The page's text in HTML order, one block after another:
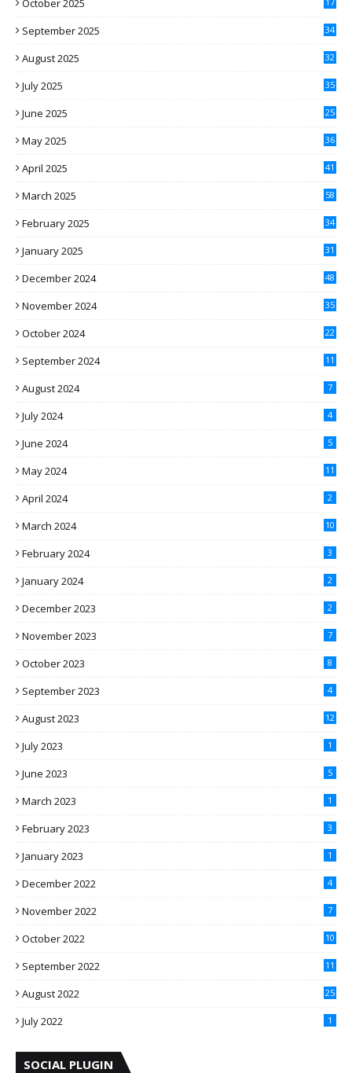
October 2025
September 2025 34
August 2025 32
July 2025 35
June 2025 25
May 2025 36
April 2025 41
March 2025 58
February 2025 34
January 2025 31
December 2024 48
November 2024 35
October 2024 22
September 2024 11
August 2024 7
July 2024 4
June 2024 5
May 2024 11
April 2024 2
March 2024 10
February 2024 3
January 2024 2
December 2023 2
November 2023 7
October 2023 8
September 2023 4
August 2023 12
July 2023 1
June 2023 5
March 2023 1
February 2023 3
January 2023 1
December 2022 4
November 2022 7
October 2022 10
September 2022 11
August 2022 25
July 2022 1
SOCIAL PLUGIN